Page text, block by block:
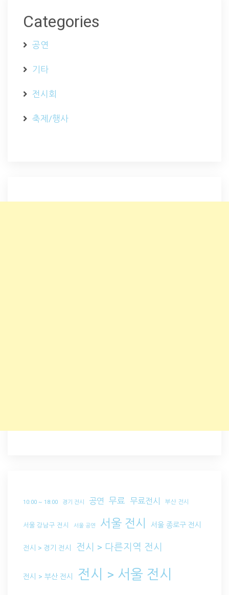
Categories
공연
기타
전시회
축제/행사
10:00 ~ 18:00 경기 전시 공연 무료 무료전시 부산 전시
서울 강남구 전시 서울 공연 서울 전시 서울 종로구 전시
전시 > 경기 전시 전시 > 다른지역 전시
전시 > 부산 전시 전시 > 서울 전시